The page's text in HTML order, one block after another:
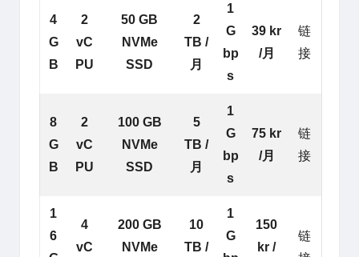
4
G
B
2
vC
PU
50 GB
NVMe
SSD
2
TB /
月
1
G
bp
s
39 kr
/月
链
接
8
G
B
2
vC
PU
100 GB
NVMe
SSD
5
TB /
月
1
G
bp
s
75 kr
/月
链
接
1
6
4
vC
200 GB
NVMe
10
TB /
1
G
150
kr /
链